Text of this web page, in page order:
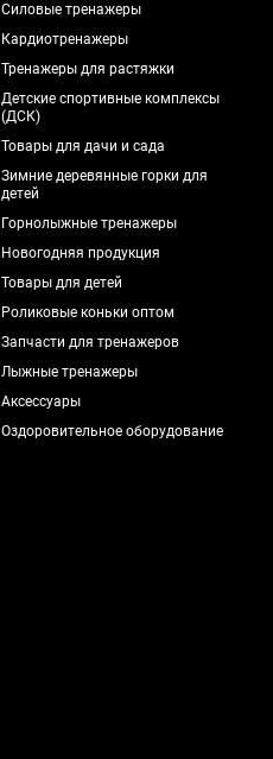
Силовые тренажеры
Кардиотренажеры
Тренажеры для растяжки
Детские спортивные комплексы
(ДСК)
Товары для дачи и сада
Зимние деревянные горки для
детей
Горнолыжные тренажеры
Новогодняя продукция
Товары для детей
Роликовые коньки оптом
Запчасти для тренажеров
Лыжные тренажеры
Аксессуары
Оздоровительное оборудование